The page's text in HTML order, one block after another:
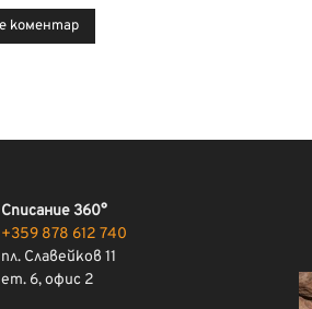
Списание 360°
+359 878 612 740
пл. Славейков 11
ет. 6, офис 2